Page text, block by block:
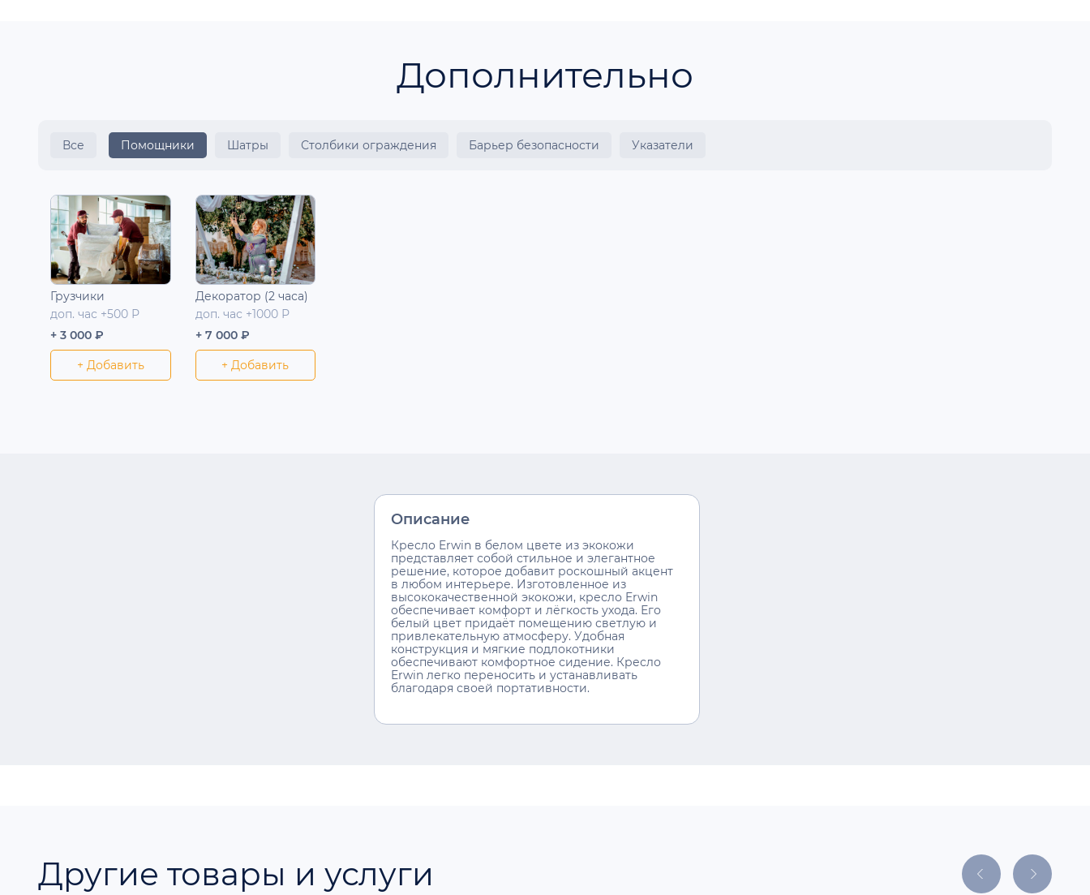
Дополнительно
Все Помощники Шатры Столбики ограждения Барьер безопасности Указатели
Грузчики
доп. час +500 Р
+ 3 000 ₽
+ Добавить
Декоратор (2 часа)
доп. час +1000 Р
+ 7 000 ₽
+ Добавить
Описание
Кресло Erwin в белом цвете из экокожи
представляет собой стильное и элегантное
решение, которое добавит роскошный акцент
в любом интерьере. Изготовленное из
высококачественной экокожи, кресло Erwin
обеспечивает комфорт и лёгкость ухода. Его
белый цвет придаёт помещению светлую и
привлекательную атмосферу. Удобная
конструкция и мягкие подлокотники
обеспечивают комфортное сидение. Кресло
Erwin легко переносить и устанавливать
благодаря своей портативности.
Другие товары и услуги